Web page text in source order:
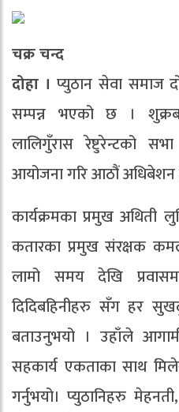
चक्र चन्द
दोहा । प्युठान सेवा समाज
सम्पन्न भएको छ ।
लालिगुँरास रेष्टुरेन्टको
आयोजना गरि आठौं अधिबेशन
कार्यक्रमका प्रमुख अथिती
कतारका प्रमुख संरक्षक
लामो समय देखि
दिदिबहिनीहरु सँग हर
बताउनुभयो । उहाँले
सहकार्य एकताका साथ
गर्नुभयो। प्युठानिहरु